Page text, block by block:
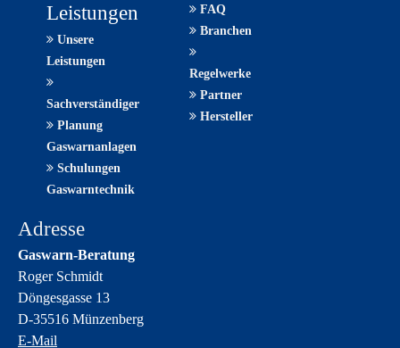
Leistungen
Unsere
Leistungen
Sachverständiger
Planung
Gaswarnanlagen
Schulungen
Gaswarntechnik
FAQ
Branchen
Regelwerke
Partner
Hersteller
Adresse
Gaswarn-Beratung
Roger Schmidt
Döngesgasse 13
D-35516 Münzenberg
E-Mail